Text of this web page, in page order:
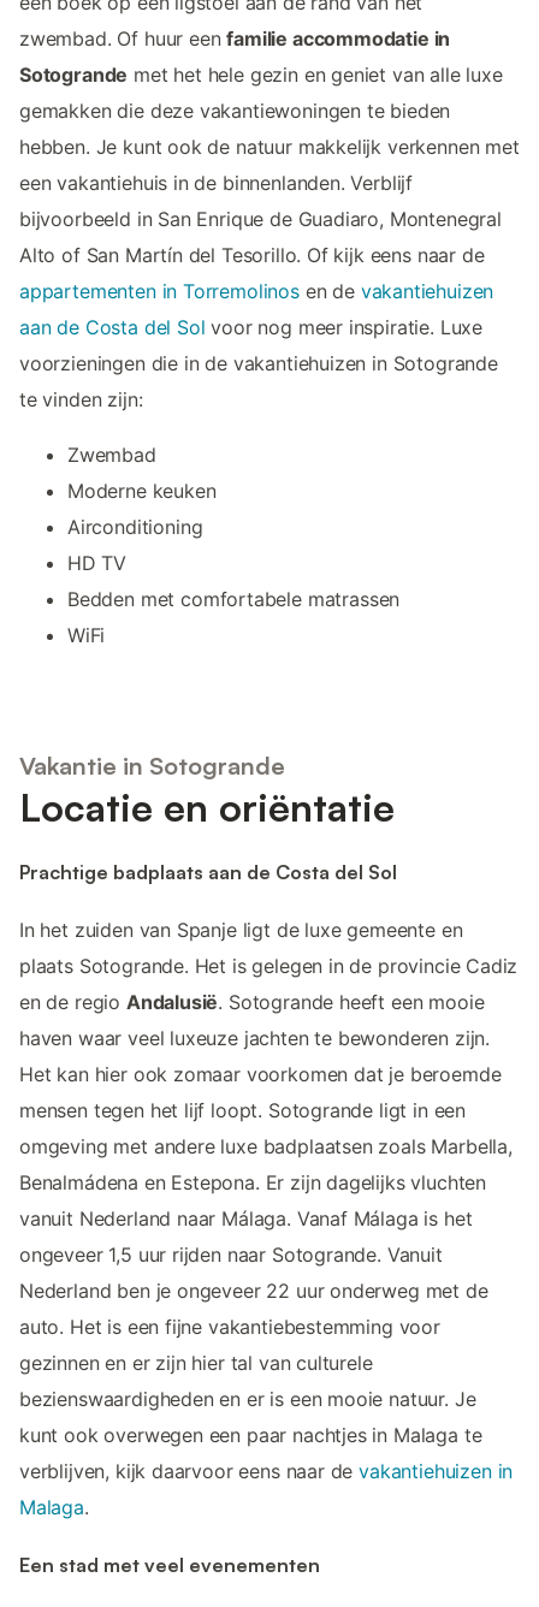
zwembad. Of huur eenfamilie accommodatie in
Sotogrande met het hele gezin en geniet van alle luxe
gemakken die deze vakantiewoningen te bieden
hebben. Je kunt ook de natuur makkelijk verkennen met
een vakantiehuis in de binnenlanden. Verblijf
bijvoorbeeld in San Enrique de Guadiaro, Montenegral
Alto of San Martín del Tesorillo. Of kijk eens naar de
appartementen in Torremolinosen de vakantiehuizen
aan de Costa del Sol voor nog meer inspiratie. Luxe
voorzieningen die in de vakantiehuizen in Sotogrande
te vinden zijn:
Zwembad
Moderne keuken
Airconditioning
HD TV
Bedden met comfortabele matrassen
WiFi
Vakantie in Sotogrande
Locatie en oriëntatie
Prachtige badplaats aan de Costa del Sol
In het zuiden van Spanje ligt de luxe gemeente en
plaats Sotogrande. Het is gelegen in de provincie Cadiz
en de regio Andalusië. Sotogrande heeft een mooie
haven waar veel luxeuze jachten te bewonderen zijn.
Het kan hier ook zomaar voorkomen dat je beroemde
mensen tegen het lijf loopt. Sotogrande ligt in een
omgeving met andere luxe badplaatsen zoals Marbella,
Benalmádena en Estepona. Er zijn dagelijks vluchten
vanuit Nederland naar Málaga. Vanaf Málaga is het
ongeveer 1,5 uur rijden naar Sotogrande. Vanuit
Nederland ben je ongeveer 22 uur onderweg met de
auto. Het is een fijne vakantiebestemming voor
gezinnen en er zijn hier tal van culturele
bezienswaardigheden en er is een mooie natuur. Je
kunt ook overwegen een paar nachtjes in Malaga te
verblijven, kijk daarvoor eens naar devakantiehuizen in
Malaga.
Een stad met veel evenementen